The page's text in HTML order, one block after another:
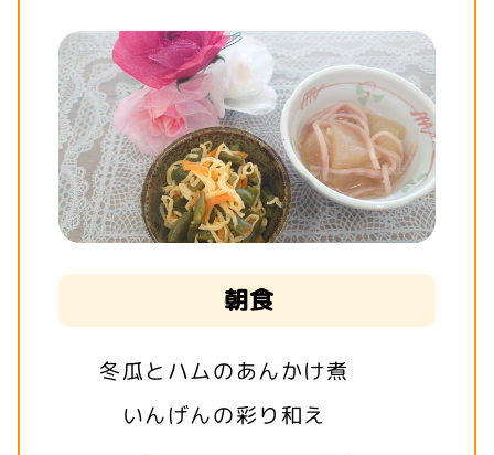
朝食
冬瓜とハムのあんかけ煮
いんげんの彩り和え